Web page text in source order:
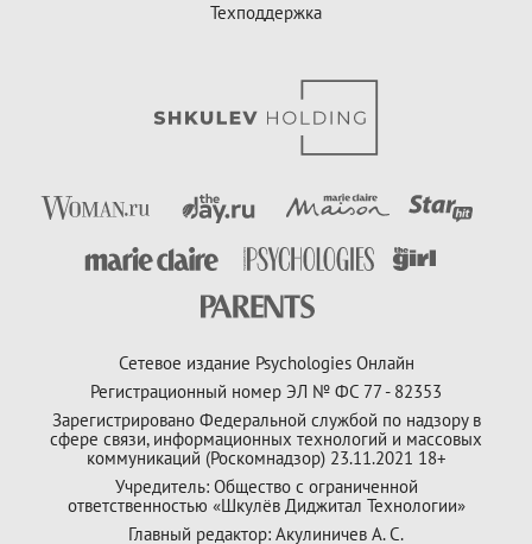
Техподдержка
Сетевое издание Psychologies Онлайн
Регистрационный номер ЭЛ № ФС 77 - 82353
Зарегистрировано Федеральной службой по надзору в
сфере связи, информационных технологий и массовых
коммуникаций (Роскомнадзор) 23.11.2021 18+
Учредитель: Общество с ограниченной
ответственностью «Шкулёв Диджитал Технологии»
Главный редактор: Акулиничев А. С.